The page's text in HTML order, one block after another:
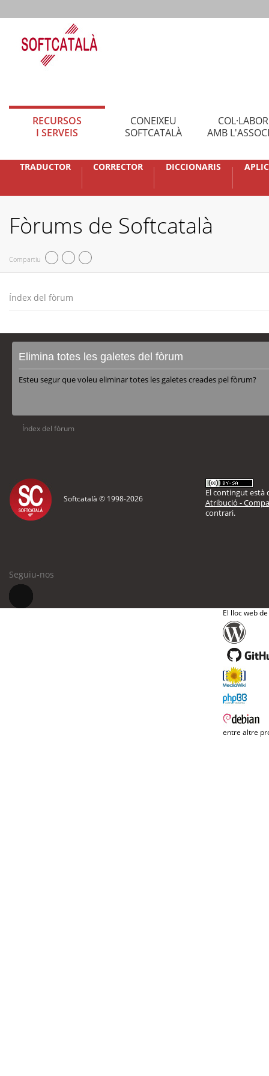
RECURSOS
I SERVEIS
CONEIXEU
SOFTCATALÀ
AMB
TRADUCTOR CORRECTOR DICCIONARIS
Fòrums de Softcatalà
Compartiu
Índex del fòrum
Elimina totes les galetes del fòrum
Esteu segur que voleu eliminar totes les galetes creades pel fòrum?
Índex del fòrum
Softcatalà © 1998-2026
El contingut està
Atribució -
contrari.
Seguiu-nos
El lloc web
entre altre